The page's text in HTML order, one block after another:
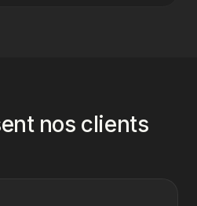
nos clients